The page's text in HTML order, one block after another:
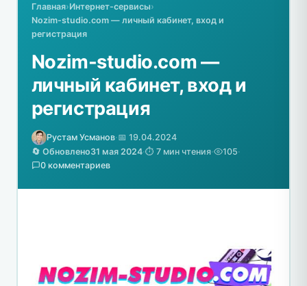
Главная›Интернет-сервисы›
Nozim-studio.com — личный кабинет, вход и
регистрация
Nozim-studio.com —
личный кабинет, вход и
регистрация
Рустам Усманов·📅 19.04.2024
🔄 Обновлено31 мая 2024·⏱️ 7 мин чтения· 105·
0 комментариев